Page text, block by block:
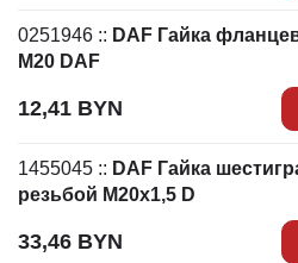
0251946 :: DAF Гайка
M20 DAF
12,41 BYN
1455045 :: DAF Гайка
резьбой М20х1,5 D
33,46 BYN